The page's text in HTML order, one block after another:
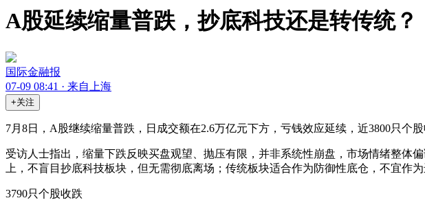
A股延续缩量普跌，抄底科技还是转传统？
国际金融报
07-09 08:41 · 来自上海
+关注
7月8日，A股继续缩量普跌，日成交额在2.6万亿元下方，亏钱效应延续，近3800只个
受访人士指出，缩量下跌反映买盘观望、抛压有限，并非系统性崩盘，市场情绪整体
上，不盲目抄底科技板块，但无需彻底离场；传统板块适合作为防御性底仓，不宜作为
3790只个股收跌